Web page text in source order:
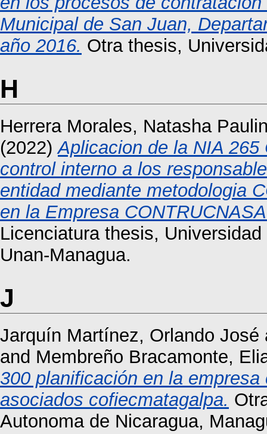
Municipal de San Juan,
año 2016. Otra thesis,
H
Herrera Morales, Natasha
(2022)Aplicacion de la NIA
control interno a los
entidad mediante metodologia
en la Empresa
Licenciatura thesis,
Unan-Managua.
J
Jarquín Martínez, Orlando José
and Membreño Bracamonte,
300 planificación en la
asociados cofiecmatagalpa.
Autonoma de Nicaragua,